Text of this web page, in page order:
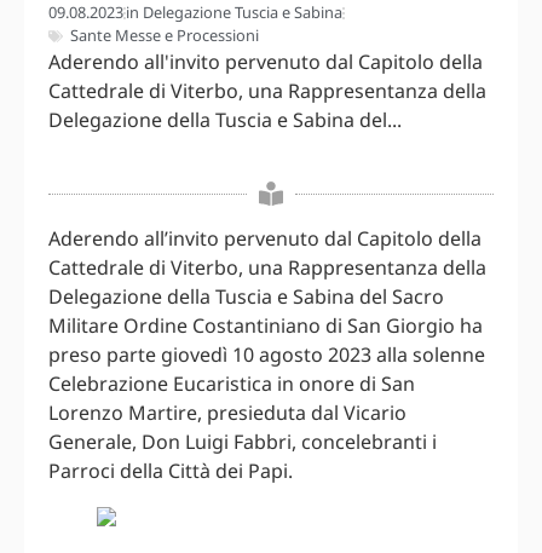
09.08.2023in Delegazione Tuscia e Sabina
Sante Messe e Processioni
Aderendo all'invito pervenuto dal Capitolo della
Cattedrale di Viterbo, una Rappresentanza della
Delegazione della Tuscia e Sabina del...
Aderendo all’invito pervenuto dal Capitolo della
Cattedrale di Viterbo, una Rappresentanza della
Delegazione della Tuscia e Sabina del Sacro
Militare Ordine Costantiniano di San Giorgio ha
preso parte giovedì 10 agosto 2023 alla solenne
Celebrazione Eucaristica in onore di San
Lorenzo Martire, presieduta dal Vicario
Generale, Don Luigi Fabbri, concelebranti i
Parroci della Città dei Papi.